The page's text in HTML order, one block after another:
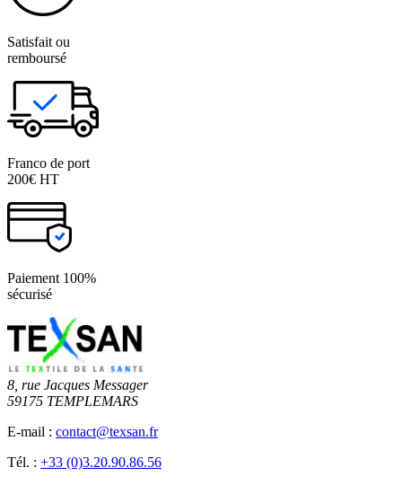
Satisfait ou
remboursé
Franco de port
200€ HT
Paiement 100%
sécurisé
8, rue Jacques Messager
59175 TEMPLEMARS
E-mail : contact@texsan.fr
Tél. : +33 (0)3.20.90.86.56